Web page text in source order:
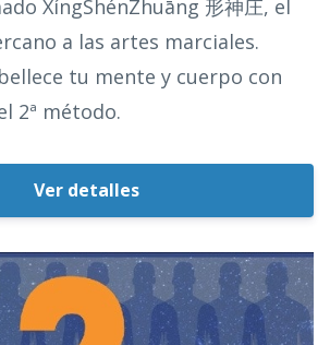
XíngShénZhuāng 形神庄, el
a las artes marciales.
tu mente y cuerpo con
2ª método.
Ver detalles